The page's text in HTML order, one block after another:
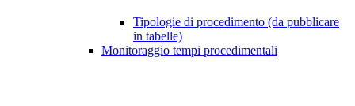
Tipologie di procedimento (da pubblicare
in tabelle)
Monitoraggio tempi procedimentali